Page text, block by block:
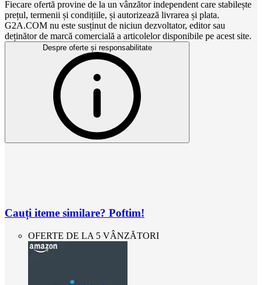
Fiecare ofertă provine de la un vânzător independent care stabilește
prețul, termenii și condițiile, și autorizează livrarea și plata.
G2A.COM nu este susținut de niciun dezvoltator, editor sau
deținător de marcă comercială a articolelor disponibile pe acest site.
Despre oferte și responsabilitate
Cauți iteme similare? Poftim!
OFERTE DE LA 5 VÂNZĂTORI